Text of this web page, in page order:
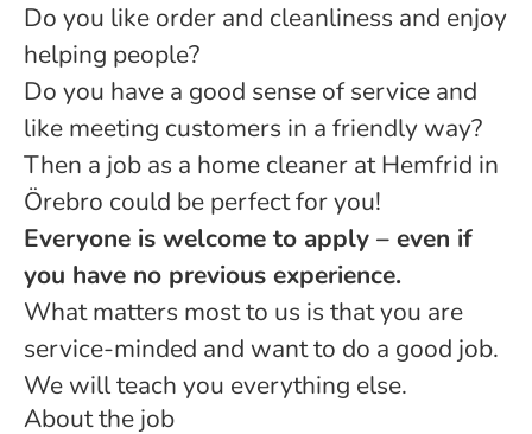
Do you like order and cleanliness and enjoy
helping people?
Do you have a good sense of service and
like meeting customers in a friendly way?
Then a job as a home cleaner at Hemfrid in
Örebro could be perfect for you!
Everyone is welcome to apply – even if
you have no previous experience.
What matters most to us is that you are
service-minded and want to do a good job.
We will teach you everything else.
About the job